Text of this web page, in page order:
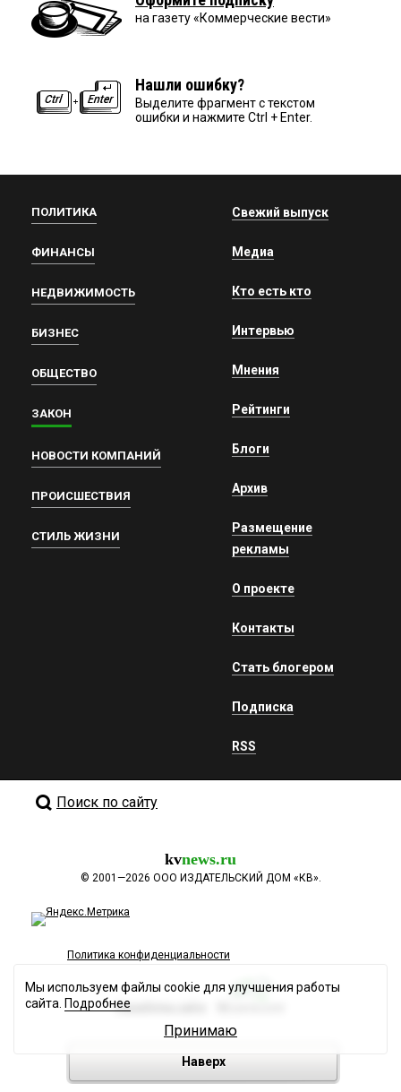
на газету «Коммерческие вести»
Нашли ошибку?
Выделите фрагмент с текстом
ошибки и нажмите Ctrl + Enter.
ПОЛИТИКА
ФИНАНСЫ
НЕДВИЖИМОСТЬ
БИЗНЕС
ОБЩЕСТВО
ЗАКОН
НОВОСТИ КОМПАНИЙ
ПРОИСШЕСТВИЯ
СТИЛЬ ЖИЗНИ
Свежий выпуск
Медиа
Кто есть кто
Интервью
Мнения
Рейтинги
Блоги
Архив
Размещение
рекламы
О проекте
Контакты
Стать блогером
Подписка
RSS
Поиск по сайту
kvnews.ru
© 2001—2026 ООО ИЗДАТЕЛЬСКИЙ ДОМ «КВ».
Политика конфиденциальности
Разработка сайта
Наверх
Мы используем файлы cookie для улучшения работы
сайта. Подробнее
Принимаю